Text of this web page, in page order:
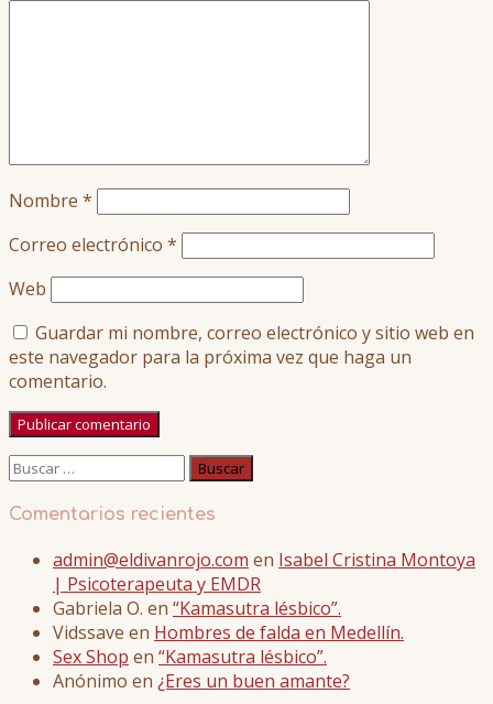
Nombre *
Correo electrónico *
Web
Guardar mi nombre, correo electrónico y sitio web en
este navegador para la próxima vez que haga un
comentario.
Buscar:
Comentarios recientes
admin@eldivanrojo.com en Isabel Cristina Montoya
| Psicoterapeuta y EMDR
Gabriela O. en “Kamasutra lésbico”.
Vidssave en Hombres de falda en Medellín.
Sex Shop en “Kamasutra lésbico”.
Anónimo en ¿Eres un buen amante?